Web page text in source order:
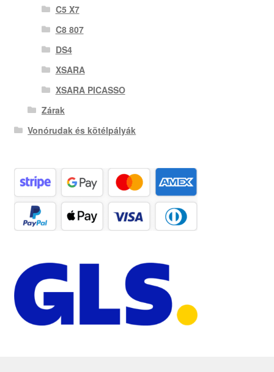
C5 X7
C8 807
DS4
XSARA
XSARA PICASSO
Zárak
Vonórudak és kötélpályák